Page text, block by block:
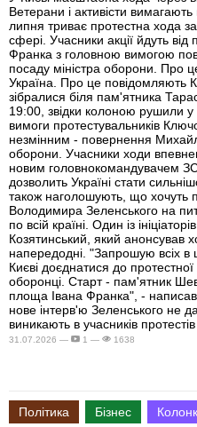
Ветерани і активісти вимагають
липня триває протестна хода
сфері. Учасники акції йдуть
Франка з головною вимогою
посаду міністра оборони. Про
Україна. Про це повідомляють
зібралися біля пам'ятника
19:00, звідки колоною рушили у
вимоги протестувальників
незмінним - повернення
оборони. Учасники ходи
новим головнокомандувачем
дозволить Україні стати
також наголошують, що хочуть
Володимира Зеленського на
по всій країні. Один із
Козятинський, який анонсував
напередодні. "Запрошую всіх
Києві доєднатися до
оборонці. Старт - пам'ятник
площа Івана Франка", -
нове інтерв'ю Зеленського не
виникають в учасників протестів
31.07.2026 — 1 — 1638
Політика Бізнес